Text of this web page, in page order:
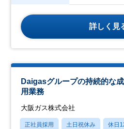
詳しく見
Daigasグループの持続的な
用業務
大阪ガス株式会社
正社員採用 土日祝休み 休日